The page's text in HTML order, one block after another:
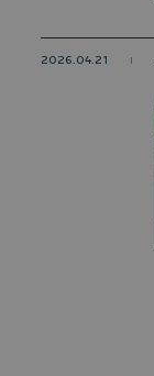
2026.04.21